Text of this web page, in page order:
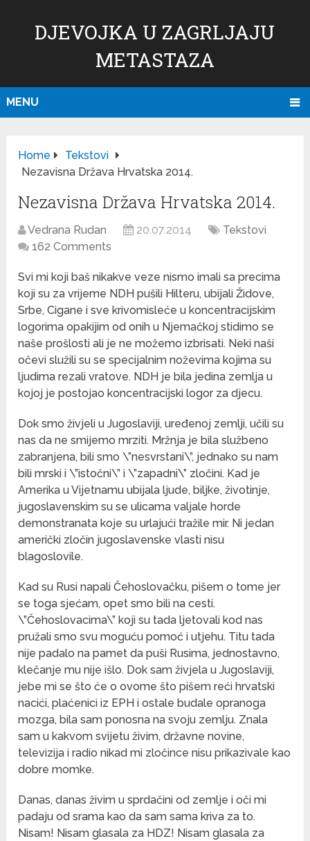
DJEVOJKA U ZAGRLJAJU
METASTAZA
MENU
Home
Tekstovi
Nezavisna Država Hrvatska 2014.
Nezavisna Država Hrvatska 2014.
Vedrana Rudan 20.07.2014
Tekstovi
162 Comments
Svi mi koji baš nikakve veze nismo imali sa precima
koji su za vrijeme NDH pušili Hilteru, ubijali Židove,
Srbe, Cigane i sve krivomisleće u koncentracijskim
logorima opakijim od onih u Njemačkoj stidimo se
naše prošlosti ali je ne možemo izbrisati. Neki naši
očevi služili su se specijalnim noževima kojima su
ljudima rezali vratove. NDH je bila jedina zemlja u
kojoj je postojao koncentracijski logor za djecu.
Dok smo živjeli u Jugoslaviji, uređenoj zemlji, učili su
nas da ne smijemo mrziti. Mržnja je bila službeno
zabranjena, bili smo \”nesvrstani\”, jednako su nam
bili mrski i \”istočni\” i \”zapadni\” zločini. Kad je
Amerika u Vijetnamu ubijala ljude, biljke, životinje,
jugoslavenskim su se ulicama valjale horde
demonstranata koje su urlajući tražile mir. Ni jedan
američki zločin jugoslavenske vlasti nisu
blagoslovile.
Kad su Rusi napali Čehoslovačku, pišem o tome jer
se toga sjećam, opet smo bili na cesti.
\”Čehoslovacima\” koji su tada ljetovali kod nas
pružali smo svu moguću pomoć i utjehu. Titu tada
nije padalo na pamet da puši Rusima, jednostavno,
klečanje mu nije išlo. Dok sam živjela u Jugoslaviji,
jebe mi se što će o ovome što pišem reći hrvatski
nacići, plaćenici iz EPH i ostale budale opranoga
mozga, bila sam ponosna na svoju zemlju. Znala
sam u kakvom svijetu živim, državne novine,
televizija i radio nikad mi zločince nisu prikazivale kao
dobre momke.
Danas, danas živim u sprdačini od zemlje i oči mi
padaju od srama kao da sam sama kriva za to.
Nisam! Nisam glasala za HDZ! Nisam glasala za